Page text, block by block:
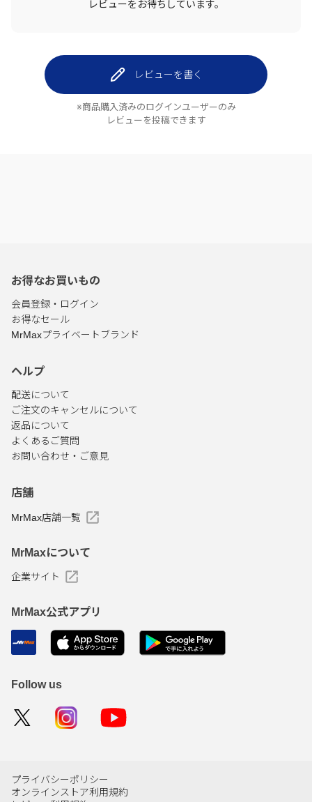
レビューをお待ちしています。
レビューを書く
※商品購入済みのログインユーザーのみ
レビューを投稿できます
お得なお買いもの
会員登録・ログイン
お得なセール
MrMaxプライベートブランド
ヘルプ
配送について
ご注文のキャンセルについて
返品について
よくあるご質問
お問い合わせ・ご意見
店舗
MrMax店舗一覧
MrMaxについて
企業サイト
MrMax公式アプリ
Follow us
プライバシーポリシー
オンラインストア利用規約